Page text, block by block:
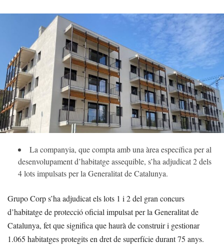
La companyia, que compta amb una àrea específica per al
desenvolupament d’habitatge assequible, s’ha adjudicat 2 dels
4 lots impulsats per la Generalitat de Catalunya.
Grupo Corp s’ha adjudicat els lots 1 i 2 del gran concurs
d’habitatge de protecció oficial impulsat per la Generalitat de
Catalunya, fet que significa que haurà de construir i gestionar
1.065 habitatges protegits en dret de superfície durant 75 anys.